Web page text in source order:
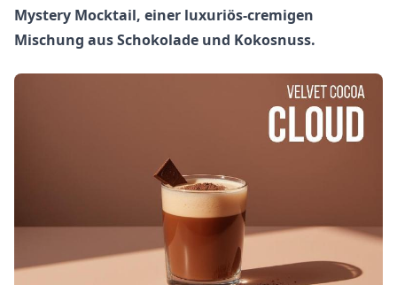
Mystery Mocktail, einer luxuriös-cremigen
Mischung aus Schokolade und Kokosnuss.